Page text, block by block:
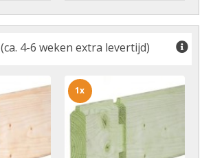
(ca. 4-6 weken extra levertijd)
1x